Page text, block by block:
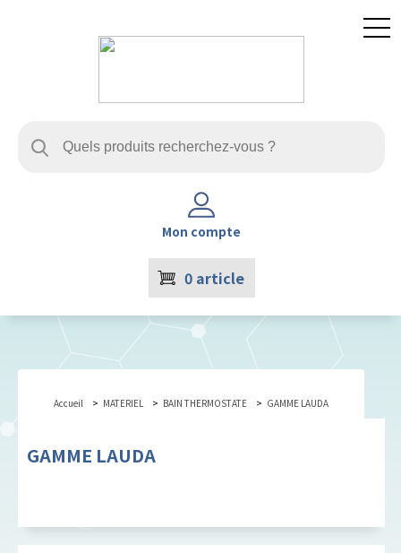
Mon compte
0 article
Accueil MATERIEL BAIN THERMOSTATE GAMME LAUDA
GAMME LAUDA